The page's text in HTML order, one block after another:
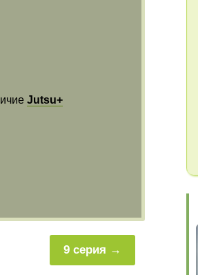
Jutsu+
9 серия